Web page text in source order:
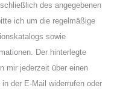
des angegebenen
ich um die regelmäßige
sowie
Der hinterlegte
mir jederzeit über einen
der E-Mail widerrufen oder